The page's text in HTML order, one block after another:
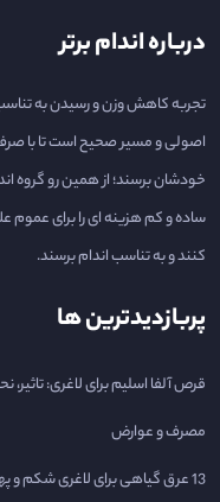
درباره اندام برتر
تجربه کاهش وزن و رسیدن به
اصولی و مسیر صحیح است تا با صرف
خودشان برسند؛ از همین رو گروه
ساده و کم هزینه ای را برای عموم
کنند و به تناسب اندام برسند.
پربازدیدترین ها
قرص آلفا اسلیم برای لاغری: تاثیر،
مصرف و عوارض
13 عرق گیاهی برای لاغری شکم و